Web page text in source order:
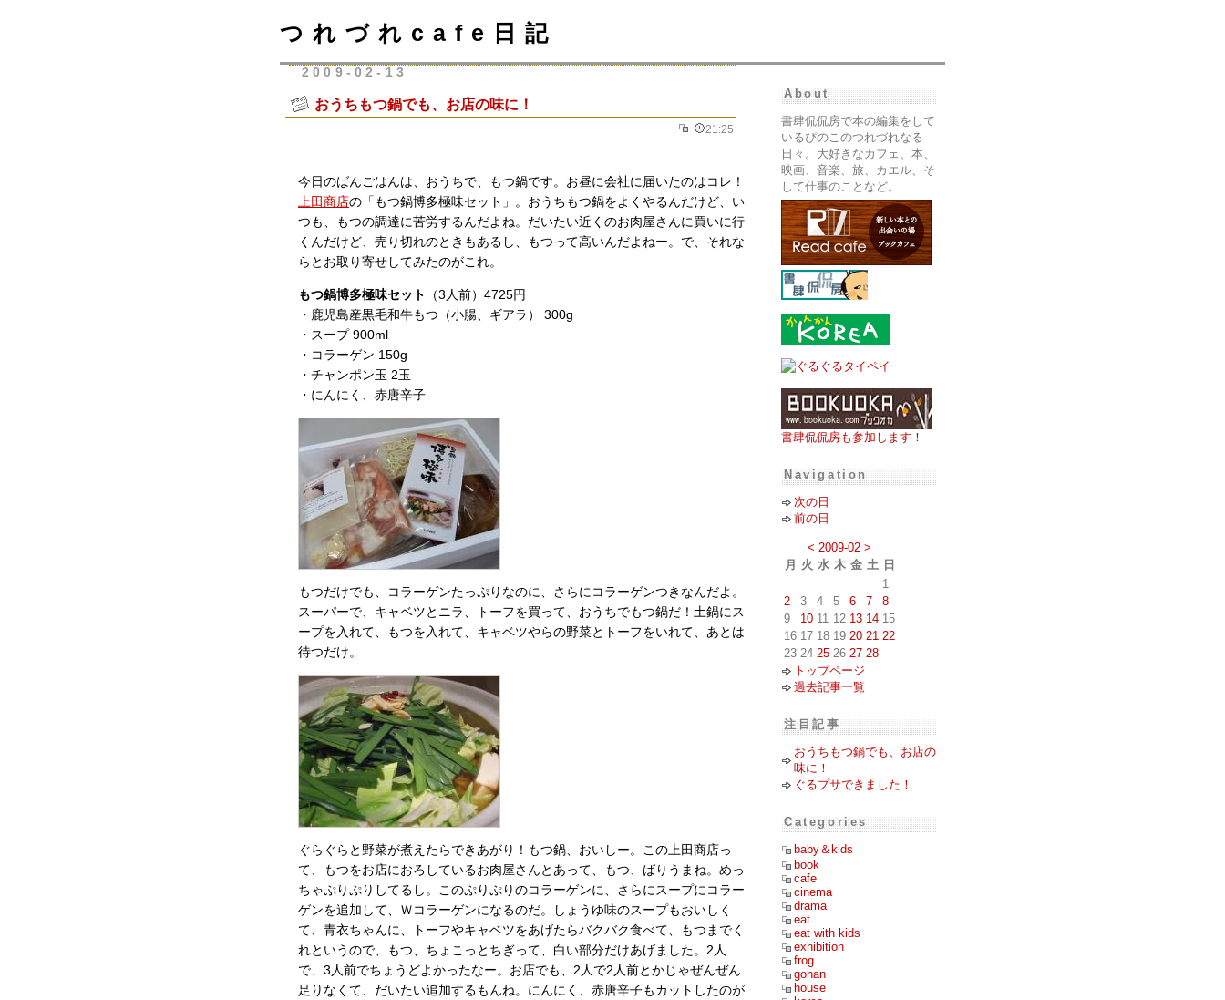
つれづれcafe日記
2009-02-13
おうちもつ鍋でも、お店の味に！
21:25
今日のばんごはんは、おうちで、もつ鍋です。お昼に会社に届いたのはコレ！
上田商店の「もつ鍋博多極味セット」。おうちもつ鍋をよくやるんだけど、い
つも、もつの調達に苦労するんだよね。だいたい近くのお肉屋さんに買いに行
くんだけど、売り切れのときもあるし、もつって高いんだよねー。で、それな
らとお取り寄せしてみたのがこれ。
もつ鍋博多極味セット
（3人前）4725円
・鹿児島産黒毛和牛もつ（小腸、ギアラ） 300g
・スープ 900ml
・コラーゲン 150g
・チャンポン玉 2玉
・にんにく、赤唐辛子
もつだけでも、コラーゲンたっぷりなのに、さらにコラーゲンつきなんだよ。
スーパーで、キャベツとニラ、トーフを買って、おうちでもつ鍋だ！土鍋にス
ープを入れて、もつを入れて、キャベツやらの野菜とトーフをいれて、あとは
待つだけ。
ぐらぐらと野菜が煮えたらできあがり！もつ鍋、おいしー。この上田商店っ
て、もつをお店におろしているお肉屋さんとあって、もつ、ばりうまね。めっ
ちゃぷりぷりしてるし。このぷりぷりのコラーゲンに、さらにスープにコラー
ゲンを追加して、Ｗコラーゲンになるのだ。しょうゆ味のスープもおいしく
て、青衣ちゃんに、トーフやキャベツをあげたらバクバク食べて、もつまでく
れというので、もつ、ちょこっとちぎって、白い部分だけあげました。2人
で、3人前でちょうどよかったなー。お店でも、2人で2人前とかじゃぜんぜん
足りなくて、だいたい追加するもんね。にんにく、赤唐辛子もカットしたのが
About
書肆侃侃房で本の編集をして
いるぴのこのつれづれなる
日々。大好きなカフェ、本、
映画、音楽、旅、カエル、そ
して仕事のことなど。
書肆侃侃房も参加します！
Navigation
次の日
前の日
< 2009-02 >
月
火 水 木 金 土 日
1
2
3 4 5 6 7
8
9
10 11 12 13 14 15
16 17 18 19 20 21 22
23 24 25 26 27 28
トップページ
過去記事一覧
注目記事
おうちもつ鍋でも、お店の
味に！
ぐるプサできました！
Categories
baby＆kids
book
cafe
cinema
drama
eat
eat with kids
exhibition
frog
gohan
house